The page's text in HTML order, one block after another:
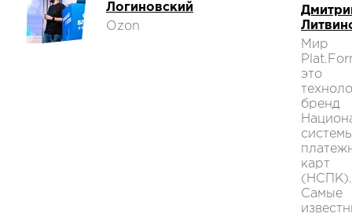
Логиновский
Ozon
Мир
это
бренд
карт
(НСПК).
Самые